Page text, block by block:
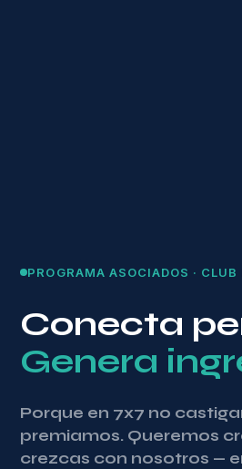
PROGRAMA ASOCIADOS ·
Conecta
Genera
Porque en 7x7 no
premiamos. Queremos
crezcas con nosotros —